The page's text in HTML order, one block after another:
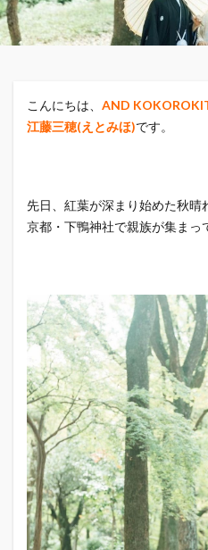
こんにちは、 AND
江藤三穂(えとみほ)です。
先日、紅葉が深まり始めた秋晴
京都・下鴨神社で親族が集まっ